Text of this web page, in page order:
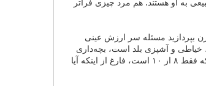
به او هستند. هم مرد چیزی فراتر
بپردازید مسئله سر ارزش عینی
جایگاه خود است، خیاطی و آشپزی بلد است، بچه‌داری
را دوست دارد، فداکار است، صبور است و مظلوم است از منظری عینی بسیار ارزشمندتر است از تعهد یک دختری که فقط ۸ از ۱۰ است، فارغ از اینکه آیا